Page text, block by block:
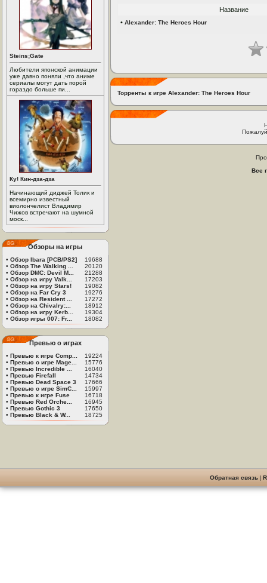
Steins;Gate
Любители японской анимации
уже давно поняли ,что аниме
сериалы могут дать порой
гораздо больше пи...
Ку! Кин-дза-дза
Начинающий диджей Толик и
всемирно известный
виолончелист Владимир
Чижов встречают на шумной
моск...
Обзоры на игры
• Обзор Ibara [PCB/PS2]
19688
• Обзор The Walking ...
20120
• Обзор DMC: Devil M...
21288
• Обзор на игру Valk...
17203
• Обзор на игру Stars!
19082
• Обзор на Far Cry 3
19276
• Обзор на Resident ...
17272
• Обзор на Chivalry:...
18912
• Обзор на игру Kerb...
19304
• Обзор игры 007: Fr... 18082
Превью о играх
• Превью к игре Comp...
19224
• Превью о игре Mage...
15776
• Превью Incredible ...
16040
• Превью Firefall
14734
• Превью Dead Space 3
17666
• Превью о игре SimC...
15997
• Превью к игре Fuse
16718
• Превью Red Orche...
16945
• Превью Gothic 3
17650
• Превью Black & W... 18725
Название
• Alexander: The Heroes Hour
Торренты к игре Alexander: The Heroes Hour
Все
Обратная связь